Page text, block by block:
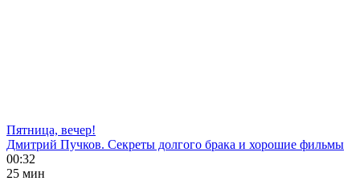
Пятница, вечер!
Дмитрий Пучков. Секреты долгого брака и хорошие фильмы
00:32
25 мин